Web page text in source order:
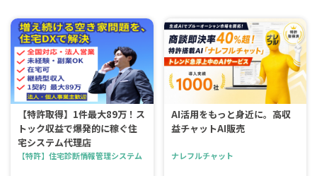
【特許取得】1件最大89万！ス
トック収益で爆発的に稼ぐ住
宅システム代理店
【特許】住宅診断情報管理システム
AI活用をもっと身近に。高収
益チャットAI販売
ナレフルチャット